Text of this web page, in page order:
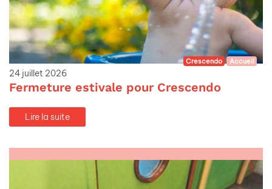
Crescendo Accueil
24 juillet 2026
Fermeture estivale pour Crescendo
Lire la suite